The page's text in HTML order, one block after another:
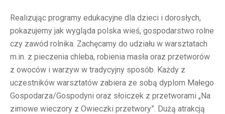
Realizując programy edukacyjne dla dzieci i dorosłych,
pokazujemy jak wygląda polska wieś, gospodarstwo rolne
czy zawód rolnika. Zachęcamy do udziału w warsztatach
m.in. z pieczenia chleba, robienia masła oraz przetworów
z owoców i warzyw w tradycyjny sposób. Każdy z
uczestników warsztatów zabiera ze sobą dyplom Małego
Gospodarza/Gospodyni oraz słoiczek z przetworami „Na
zimowe wieczory z Owieczki przetwory”. Dużą atrakcją